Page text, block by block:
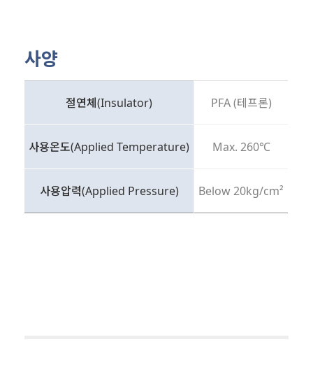
사양
절연체(Insulator) PFA (테프론)
사용온도(Applied Temperature) Max. 260℃
사용압력(Applied Pressure) Below 20kg/cm²